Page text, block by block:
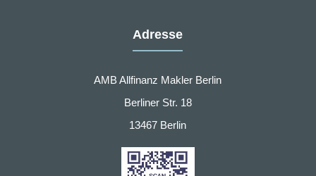
Adresse
AMB Allfinanz Makler Berlin
Berliner Str. 18
13467 Berlin